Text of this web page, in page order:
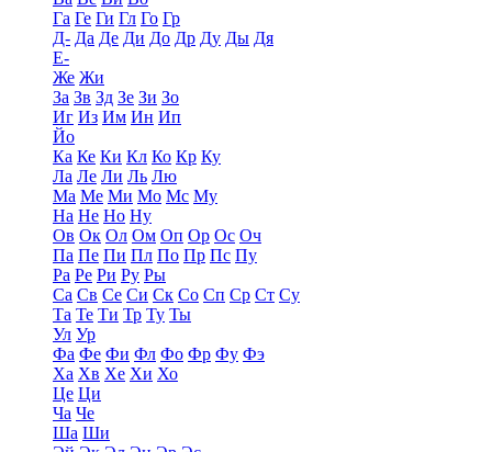
Га Ге Ги Гл Го Гр
Д- Да Де Ди До Др Ду Ды Дя
Е-
Же Жи
За Зв Зд Зе Зи Зо
Иг Из Им Ин Ип
Йо
Ка Ке Ки Кл Ко Кр Ку
Ла Ле Ли Ль Лю
Ма Ме Ми Мо Мс Му
На Не Но Ну
Ов Ок Ол Ом Оп Ор Ос Оч
Па Пе Пи Пл По Пр Пс Пу
Ра Ре Ри Ру Ры
Са Св Се Си Ск Со Сп Ср Ст Су
Та Те Ти Тр Ту Ты
Ул Ур
Фа Фе Фи Фл Фо Фр Фу Фэ
Ха Хв Хе Хи Хо
Це Ци
Ча Че
Ша Ши